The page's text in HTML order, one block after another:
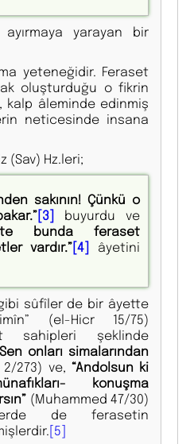
ayırmaya yarayan bir
yeteneğidir. Feraset
oluşturduğu o fikrin
kalp âleminde edinmiş
neticesinde insana
(Sav) Hz.leri;
sakının! Çünkü o
[3]
buyurdu ve
bunda feraset
vardır.”[4] âyetini
sûfîler de bir âyette
(el-Hicr 15/75)
sahipleri şeklinde
onları simalarından
273) ve, “Andolsun ki
konuşma
(Muhammed 47/30)
de ferasetin
[5]